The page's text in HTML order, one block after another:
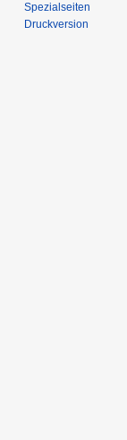
Spezialseiten
Druckversion